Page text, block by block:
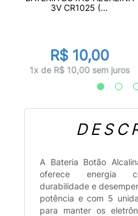
3V CR1025 (...
R$ 10,00
1x de R$ 10,00 sem juros
A Bateria Botão
oferece energia
durabilidade e
potência e com 5
para manter os